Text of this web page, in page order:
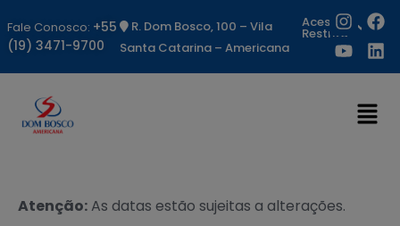
Fale Conosco: +55
(19) 3471-9700
R. Dom Bosco, 100 – Vila
Santa Catarina – Americana
Acesso
Restrito
Atenção:As datas estão sujeitas a alterações.